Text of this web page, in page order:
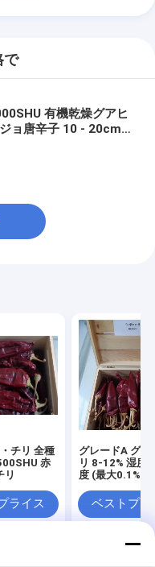
で
有機乾燥グアヒ
ョ唐辛子 10 - 20cm
チリ 全種
リ
ライス
グレードA グア
リ 8-12% 湿度
度 (最大0.1%)
ベストプラ
Site